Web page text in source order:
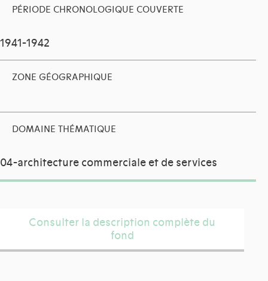
PÉRIODE CHRONOLOGIQUE COUVERTE
1941-1942
ZONE GÉOGRAPHIQUE
DOMAINE THÉMATIQUE
04-architecture commerciale et de services
Consulter la description complète du
fond